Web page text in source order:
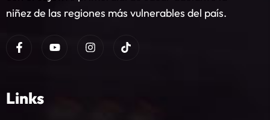
niñez de las regiones más vulnerables del país.
Links